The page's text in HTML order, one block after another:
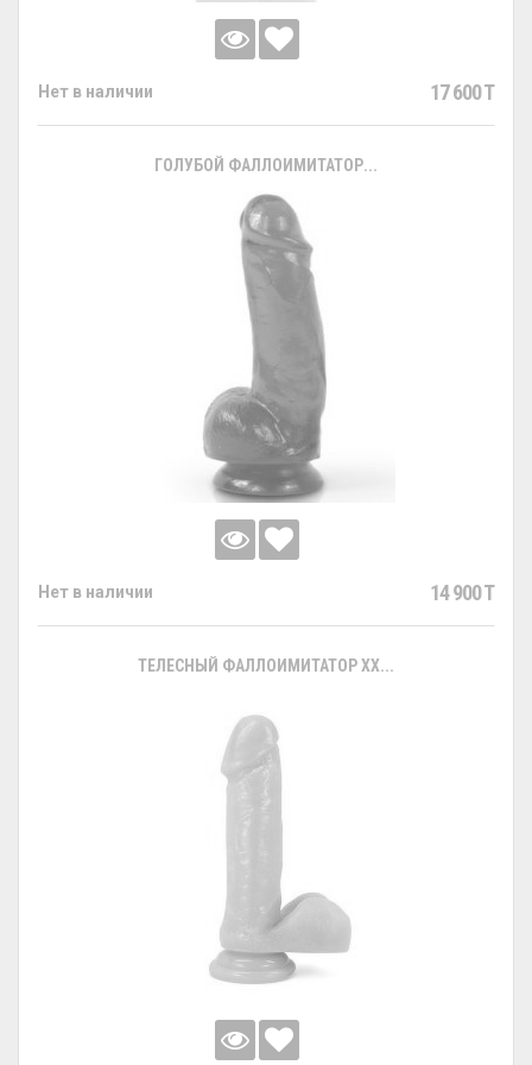
Нет в наличии 17 600 T
ГОЛУБОЙ ФАЛЛОИМИТАТОР...
Нет в наличии 14 900 T
ТЕЛЕСНЫЙ ФАЛЛОИМИТАТОР XX...